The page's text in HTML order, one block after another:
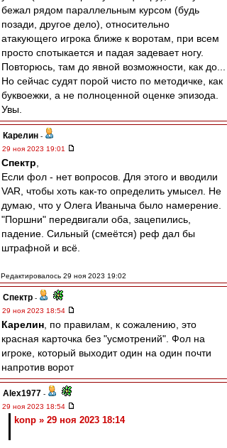
бежал рядом параллельным курсом (будь
позади, другое дело), относительно
атакующего игрока ближе к воротам, при всем
просто спотыкается и падая задевает ногу.
Повторюсь, там до явной возможности, как до...
Но сейчас судят порой чисто по методичке, как
буквоежки, а не полноценной оценке эпизода.
Увы.
Карелин -
29 ноя 2023 19:01
Спектр
Если фол - нет вопросов. Для этого и вводили
VAR, чтобы хоть как-то определить умысел. Не
думаю, что у Олега Иваныча было намерение.
"Поршни" передвигали оба, зацепились,
падение. Сильный (смеётся) реф дал бы
штрафной и всё.
Редактировалось 29 ноя 2023 19:02
Спектр -
29 ноя 2023 18:54
Карелин , по правилам, к сожалению, это
красная карточка без "усмотрений". Фол на
игроке, который выходит один на один почти
напротив ворот
Alex1977 -
29 ноя 2023 18:54
konp » 29 ноя 2023 18:14